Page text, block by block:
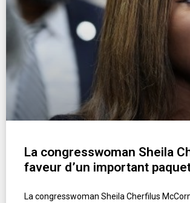
La congresswoman Sheila
faveur d’un important
La congresswoman Sheila Cherfilus